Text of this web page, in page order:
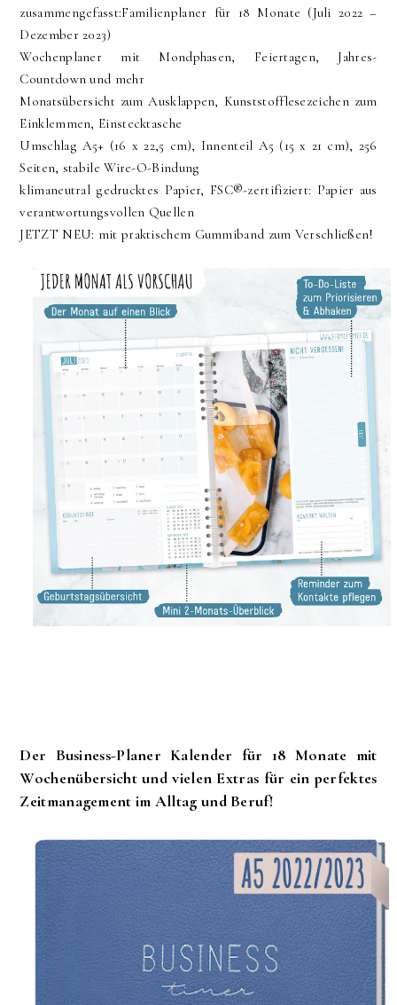
zusammengefasst:Familienplaner für 18 Monate (Juli 2022 –
Dezember 2023)
Wochenplaner mit Mondphasen, Feiertagen, Jahres-
Countdown und mehr
Monatsübersicht zum Ausklappen, Kunststofflesezeichen zum
Einklemmen, Einstecktasche
Umschlag A5+ (16 x 22,5 cm), Innenteil A5 (15 x 21 cm), 256
Seiten, stabile Wire-O-Bindung
klimaneutral gedrucktes Papier, FSC®-zertifiziert: Papier aus
verantwortungsvollen Quellen
JETZT NEU: mit praktischem Gummiband zum Verschließen!
Der Business-Planer Kalender für 18 Monate mit
Wochenübersicht und vielen Extras für ein perfektes
Zeitmanagement im Alltag und Beruf!